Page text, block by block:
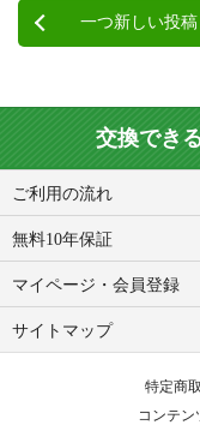
一つ新しい投稿
交換でき
ご利用の流れ
無料10年保証
マイページ・会員登録
サイトマップ
特定商
コンテン